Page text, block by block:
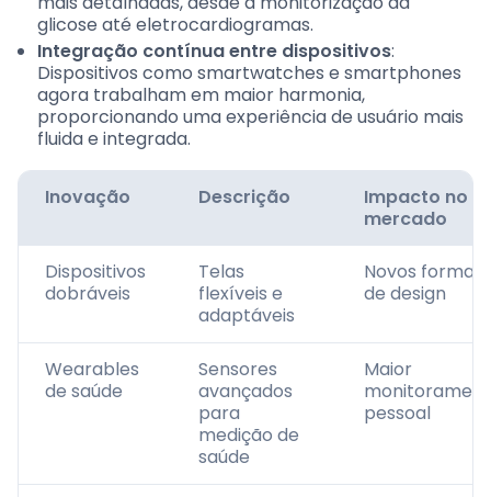
glicose até eletrocardiogramas.
Integração contínua entre dispositivos:
Dispositivos como smartwatches e smartphones
agora trabalham em maior harmonia,
proporcionando uma experiência de usuário mais
fluida e integrada.
Inovação Descrição
Impacto no
mercado
Dispositivos
dobráveis
Telas
flexíveis e
adaptáveis
Novos
de design
Wearables
de saúde
Sensores
avançados
para
medição de
saúde
Maior
pessoal